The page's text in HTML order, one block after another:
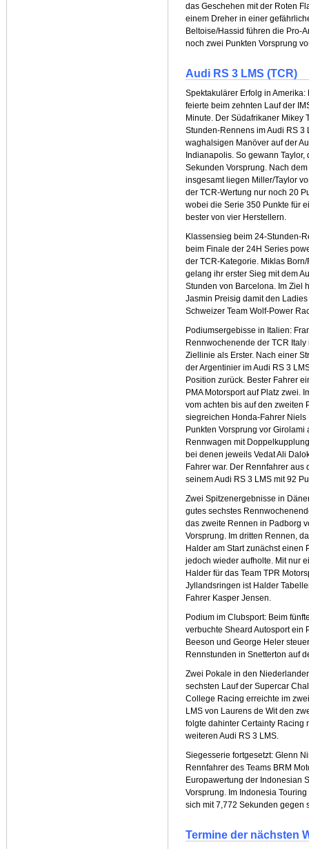
das Geschehen mit der Roten
einem Dreher in einer
Beltoise/Hassid führen die Pro-
noch zwei Punkten Vorsprung
Audi RS 3 LMS (TCR)
Spektakulärer Erfolg in
feierte beim zehnten Lauf der
Minute. Der Südafrikaner Mikey
Stunden-Rennens im Audi RS
waghalsigen Manöver auf der
Indianapolis. So gewann
Sekunden Vorsprung. Nach
insgesamt liegen Miller/Taylor
der TCR-Wertung nur noch 20
wobei die Serie 350 Punkte für
bester von vier Herstellern.
Klassensieg beim 24-Stunden-
beim Finale der 24H Series
der TCR-Kategorie. Miklas
gelang ihr erster Sieg mit dem
Stunden von Barcelona. Im Ziel
Jasmin Preisig damit den
Schweizer Team Wolf-Power
Podiumsergebisse in Italien:
Rennwochenende der TCR
Ziellinie als Erster. Nach einer
der Argentinier im Audi RS 3
Position zurück. Bester Fahrer
PMA Motorsport auf Platz zwei.
vom achten bis auf den zweiten
siegreichen Honda-Fahrer
Punkten Vorsprung vor
Rennwagen mit
bei denen jeweils Vedat Ali
Fahrer war. Der Rennfahrer
seinem Audi RS 3 LMS mit 92
Zwei Spitzenergebnisse in
gutes sechstes
das zweite Rennen in Padborg
Vorsprung. Im dritten Rennen,
Halder am Start zunächst einen
jedoch wieder aufholte. Mit nur
Halder für das Team TPR
Jyllandsringen ist Halder
Fahrer Kasper Jensen.
Podium im Clubsport: Beim
verbuchte Sheard Autosport ein
Beeson und George Heler
Rennstunden in Snetterton auf
Zwei Pokale in den
sechsten Lauf der Supercar
College Racing erreichte im
LMS von Laurens de Wit den
folgte dahinter Certainty Racing
weiteren Audi RS 3 LMS.
Siegesserie fortgesetzt: Glenn
Rennfahrer des Teams BRM
Europawertung der Indonesian
Vorsprung. Im Indonesia
sich mit 7,772 Sekunden gegen
Termine der nächsten